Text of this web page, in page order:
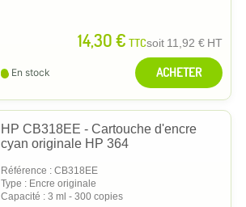
14,30 € TTCsoit 11,92 € HT
En stock ACHETER
HP CB318EE - Cartouche d'encre
cyan originale HP 364
Référence : CB318EE
Type : Encre originale
Capacité : 3 ml - 300 copies